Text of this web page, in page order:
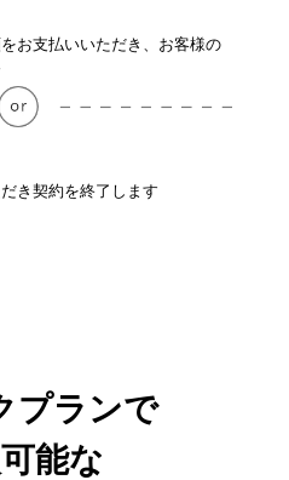
お支払いいただき、お客様の
き契約を終了します
プランで
能な